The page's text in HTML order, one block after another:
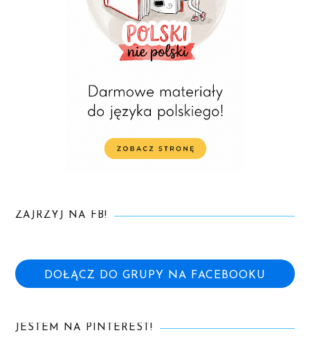
ZAJRZYJ NA FB!
DOŁĄCZ DO GRUPY NA FACEBOOKU
JESTEM NA PINTEREST!